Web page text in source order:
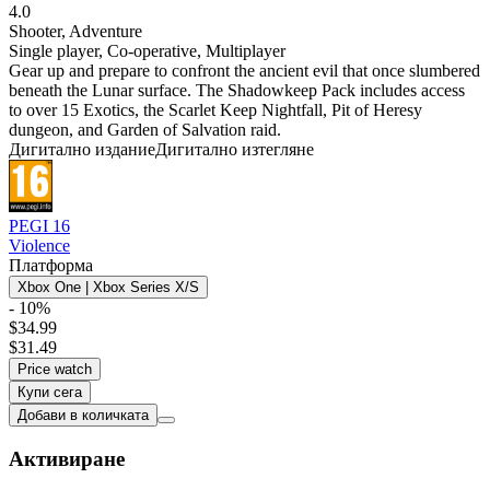
4.0
Shooter, Adventure
Single player, Co-operative, Multiplayer
Gear up and prepare to confront the ancient evil that once slumbered
beneath the Lunar surface. The Shadowkeep Pack includes access
to over 15 Exotics, the Scarlet Keep Nightfall, Pit of Heresy
dungeon, and Garden of Salvation raid.
Дигитално изданиеДигитално изтегляне
PEGI 16
Violence
Платформа
Xbox One | Xbox Series X/S
- 10%
$34.99
$31.49
Price watch
Купи сега
Добави в количката
Активиране